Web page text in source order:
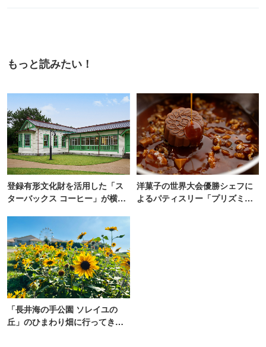
もっと読みたい！
登録有形文化財を活用した「ス
ターバックス コーヒー」が横
洋菓子の世界大会優勝シェフに
よるパティスリー「プリズミッ
「長井海の手公園 ソレイユの
丘」のひまわり畑に行ってき